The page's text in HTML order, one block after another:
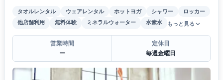
タオルレンタル ウェアレンタル ホットヨガ シャワー
ロッカー
他店舗利用
無料体験 ミネラルウォーター 水素水 もっと見る
営業時間
ー
定休日
毎週金曜日